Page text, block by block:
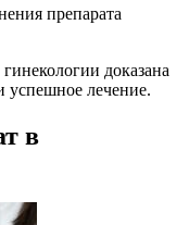
препарата
доказана
лечение.
в